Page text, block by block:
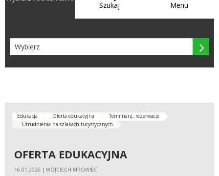
Szukaj Menu

Edukacja Oferta edukacyjna
Terminarz, rezerwacje
Utrudnienia na szlakach turystycznych
OFERTA EDUKACYJNA
16.01.2026 | WOJCIECH MROWIEC